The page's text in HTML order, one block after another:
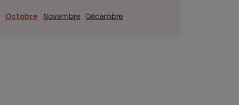
Octobre Novembre Décembre